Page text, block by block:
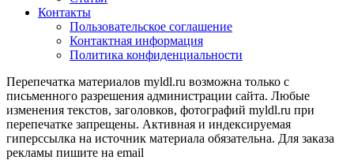
Контакты
Пользовательское соглашение
Контактная информация
Политика конфиденциальности
Перепечатка материалов myldl.ru возможна только с
письменного разрешения администрации сайта. Любые
изменения текстов, заголовков, фотографий myldl.ru при
перепечатке запрещены. Активная и индексируемая
гиперссылка на источник материала обязательна. Для заказа
рекламы пишите на еmail